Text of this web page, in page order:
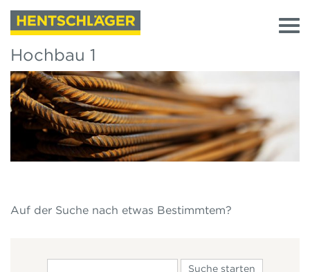
Hochbau 1
Auf der Suche nach etwas Bestimmtem?